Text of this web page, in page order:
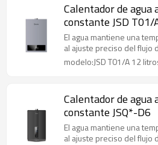
Calentador de
constante JSD T01/
El agua mantiene una
al ajuste preciso del flujo
modelo:JSD T01/A 12
Calentador de
constante JSQ*-D6
El agua mantiene una
al ajuste preciso del flujo